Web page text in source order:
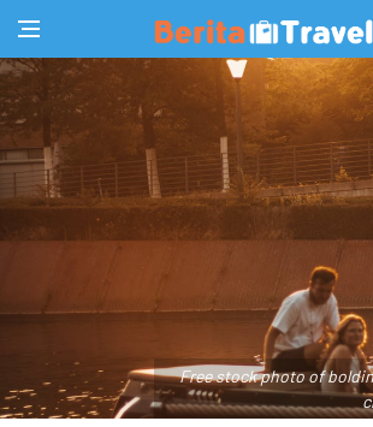
Free stock photo of